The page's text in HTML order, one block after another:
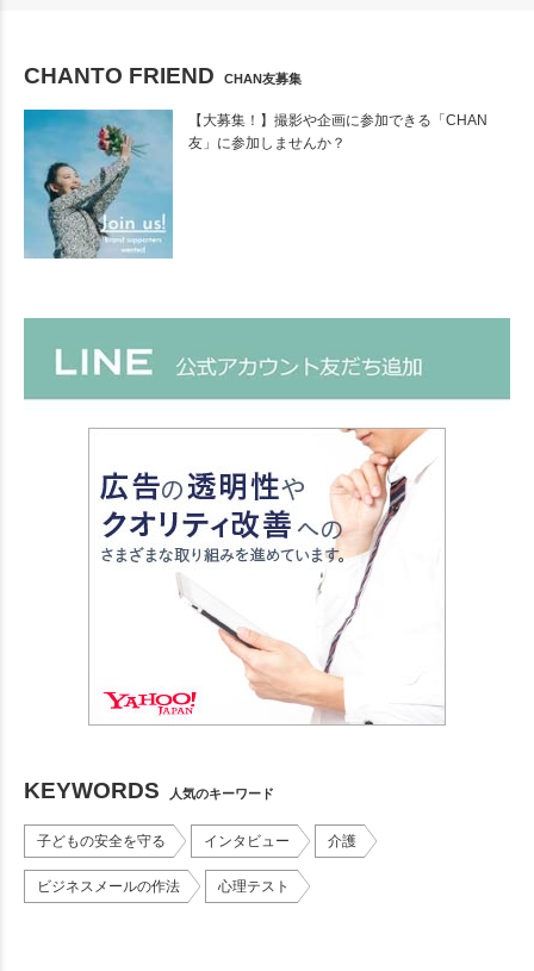
CHANTO FRIEND CHAN友募集
【大募集！】撮影や企画に参加できる「CHAN
友」に参加しませんか？
KEYWORDS 人気のキーワード
子どもの安全を守る インタビュー 介護
ビジネスメールの作法 心理テスト